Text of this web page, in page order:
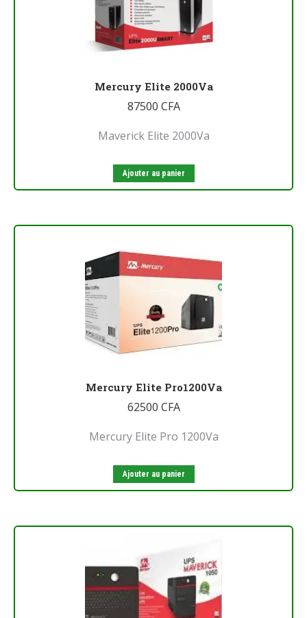
Mercury Elite 2000Va
87500 CFA
Maverick Elite 2000Va
Ajouter au panier
Mercury Elite Pro1200Va
62500 CFA
Mercury Elite Pro 1200Va
Ajouter au panier